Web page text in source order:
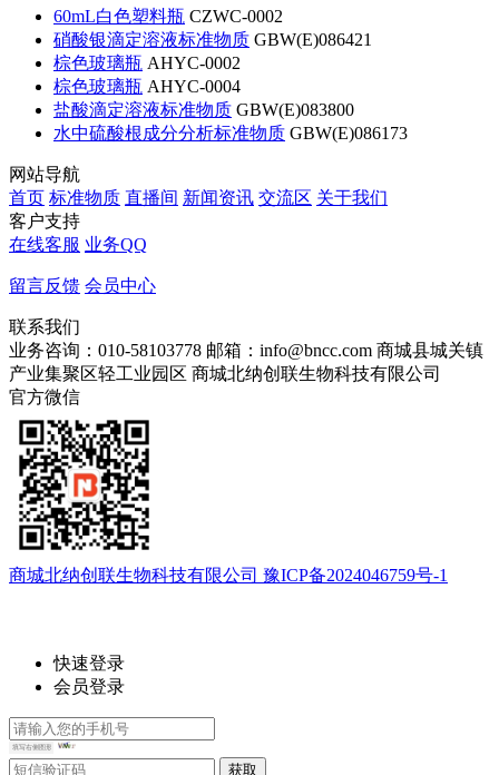
60mL白色塑料瓶 CZWC-0002
硝酸银滴定溶液标准物质 GBW(E)086421
棕色玻璃瓶 AHYC-0002
棕色玻璃瓶 AHYC-0004
盐酸滴定溶液标准物质 GBW(E)083800
水中硫酸根成分分析标准物质 GBW(E)086173
网站导航
首页 标准物质 直播间 新闻资讯 交流区 关于我们
客户支持
在线客服 业务QQ
留言反馈 会员中心
联系我们
业务咨询：010-58103778 邮箱：info@bncc.com 商城县城关镇
产业集聚区轻工业园区 商城北纳创联生物科技有限公司
官方微信
商城北纳创联生物科技有限公司 豫ICP备2024046759号-1
快速登录
会员登录